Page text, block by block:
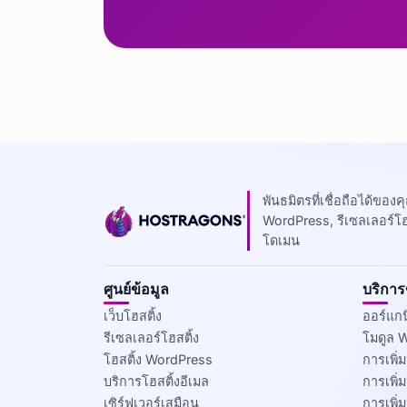
พันธมิตรที่เชื่อถือได้ของ
WordPress, รีเซลเลอร์
โดเมน
ศูนย์ข้อมูล
เว็บโฮสติ้ง
รีเซลเลอร์โฮสติ้ง
โฮสติ้ง WordPress
บริการโฮสติ้งอีเมล
เซิร์ฟเวอร์เสมือน
บริกา
ออร์แ
โมดูล
การเพิ่
การเพิ่
การเพิ่